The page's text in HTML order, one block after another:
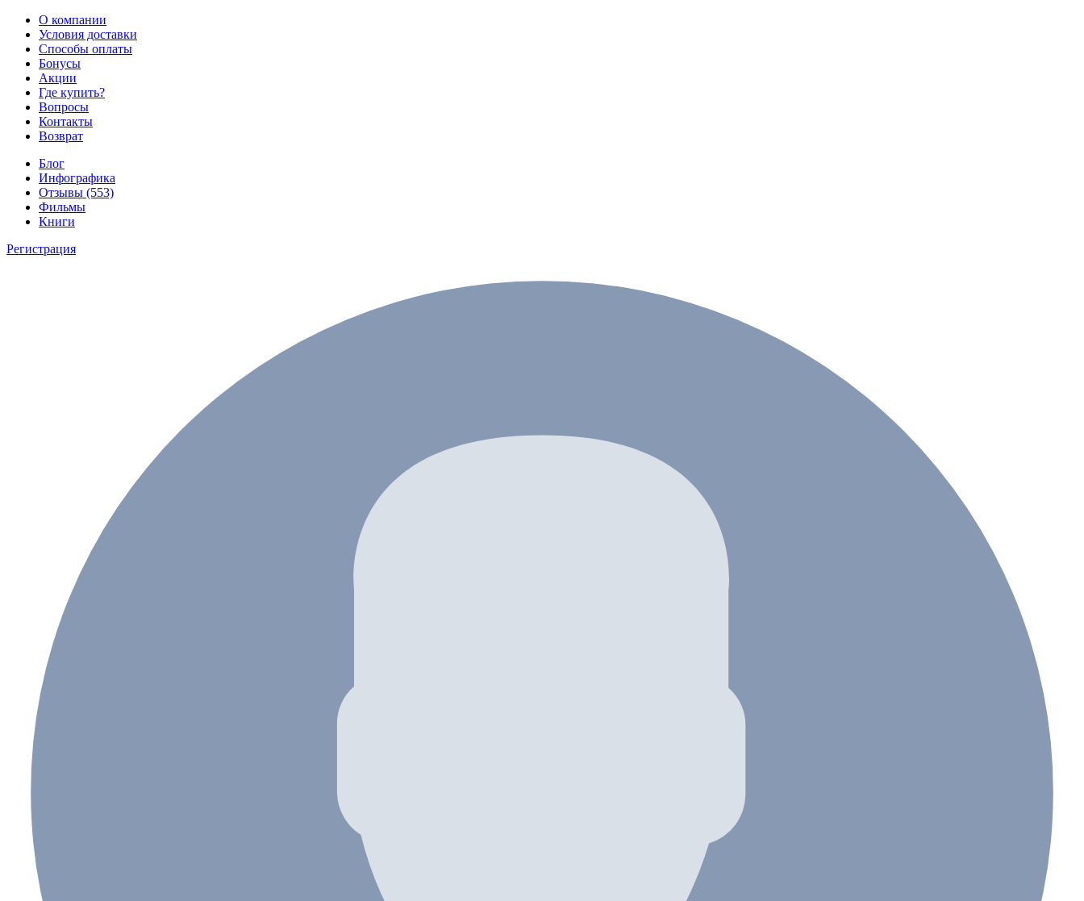
О компании
Условия доставки
Способы оплаты
Бонусы
Акции
Где купить?
Вопросы
Контакты
Возврат
Блог
Инфографика
Отзывы (553)
Фильмы
Книги
Регистрация